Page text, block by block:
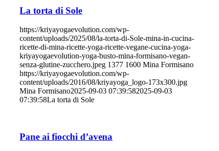
La torta di Sole
https://kriyayogaevolution.com/wp-
content/uploads/2025/08/la-torta-di-Sole-mina-in-cucina-
ricette-di-mina-ricette-yoga-ricette-vegane-cucina-yoga-
kriyayogaevolution-yoga-busto-mina-formisano-vegan-
senza-glutine-zucchero.jpeg 1377 1600 Mina Formisano
https://kriyayogaevolution.com/wp-
content/uploads/2016/08/kriyayoga_logo-173x300.jpg
Mina Formisano2025-09-03 07:39:582025-09-03
07:39:58La torta di Sole
Pane ai fiocchi d’avena